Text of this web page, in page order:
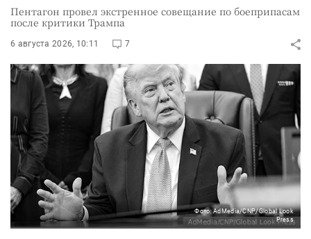
Пентагон провел экстренное совещание по боеприпасам
после критики Трампа
6 августа 2026, 10:11 7
Фото: AdMedia/CNP/Global Look
Press